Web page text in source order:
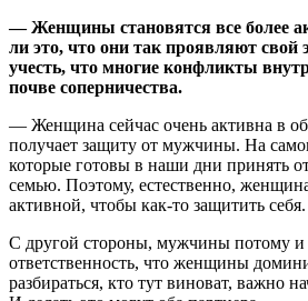
— Женщины становятся все более
ли это, что они так проявляют свой
учесть, что многие конфликты
почве соперничества.
— Женщина сейчас очень активна в
получает защиту от мужчины. На
которые готовы в наши дни принять
семью. Поэтому, естественно,
активной, чтобы как-то защитить себя.
С другой стороны, мужчины потому и
ответственность, что женщины
разбираться, кто тут виноват, важно